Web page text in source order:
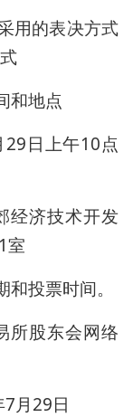
用的表决方式
和地点
日上午10点
经济技术开发
室
投票时间。
所股东会网络
月29日